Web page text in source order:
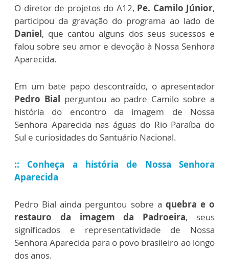
O diretor de projetos do A12, Pe. Camilo Júnior,
participou da gravação do programa ao lado de
Daniel, que cantou alguns dos seus sucessos e
falou sobre seu amor e devoção à Nossa Senhora
Aparecida.
Em um bate papo descontraído, o apresentador
Pedro Bial perguntou ao padre Camilo sobre a
história do encontro da imagem de Nossa
Senhora Aparecida nas águas do Rio Paraíba do
Sul e curiosidades do Santuário Nacional.
:: Conheça a história de Nossa Senhora
Aparecida
Pedro Bial ainda perguntou sobre a quebra e o
restauro da imagem da Padroeira, seus
significados e representatividade de Nossa
Senhora Aparecida para o povo brasileiro ao longo
dos anos.